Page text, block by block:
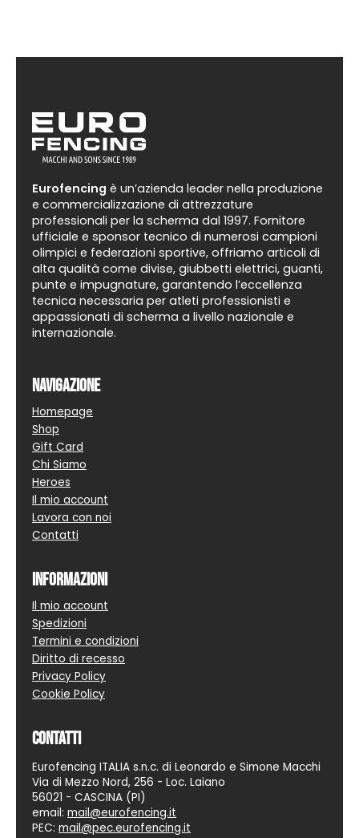
Eurofencing è un’azienda leader nella produzione
e commercializzazione di attrezzature
professionali per la scherma dal 1997. Fornitore
ufficiale e sponsor tecnico di numerosi campioni
olimpici e federazioni sportive, offriamo articoli di
alta qualità come divise, giubbetti elettrici, guanti,
punte e impugnature, garantendo l’eccellenza
tecnica necessaria per atleti professionisti e
appassionati di scherma a livello nazionale e
internazionale.
Navigazione
Homepage
Shop
Gift Card
Chi Siamo
Heroes
Il mio account
Lavora con noi
Contatti
Informazioni
Il mio account
Spedizioni
Termini e condizioni
Diritto di recesso
Privacy Policy
Cookie Policy
Contatti
Eurofencing ITALIA s.n.c. di Leonardo e Simone Macchi
Via di Mezzo Nord, 256 - Loc. Laiano
56021 - CASCINA (PI)
email: mail@eurofencing.it
PEC: mail@pec.eurofencing.it